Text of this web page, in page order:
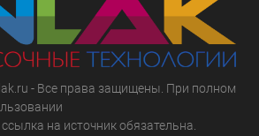
- Все права защищены. При полном
на источник обязательна.